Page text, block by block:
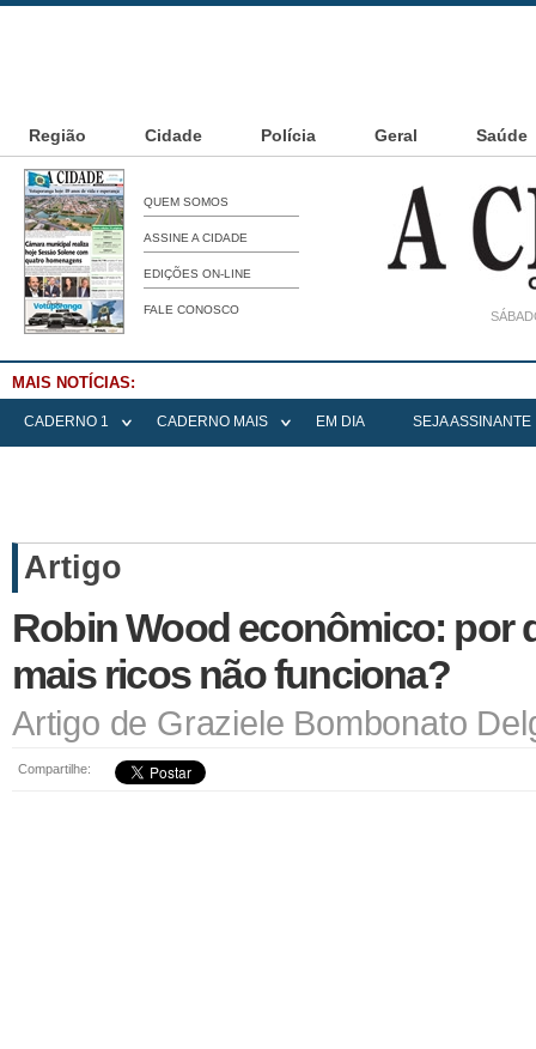
Região Cidade Polícia Geral Saúde
QUEM SOMOS
ASSINE A CIDADE
EDIÇÕES ON-LINE
FALE CONOSCO
MAIS NOTÍCIAS:
CADERNO 1 CADERNO MAIS EM DIA SEJA ASSINANTE
Artigo
Robin Wood econômico: por
mais ricos não funciona?
Artigo de Graziele Bombonato
Compartilhe: